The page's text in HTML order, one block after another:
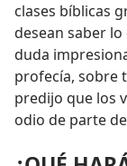
clases bíblicas
desean saber
duda
profecía, sobre
predijo que los
odio de parte